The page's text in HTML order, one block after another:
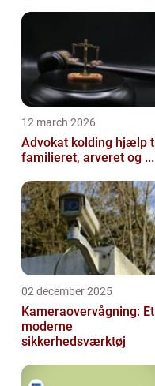
12 march 2026
Advokat kolding hjælp til
familieret, arveret og ...
02 december 2025
Kameraovervågning: Et
moderne
sikkerhedsværktøj